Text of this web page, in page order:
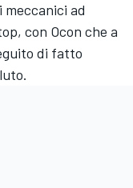
ad
con Ocon che a
di fatto